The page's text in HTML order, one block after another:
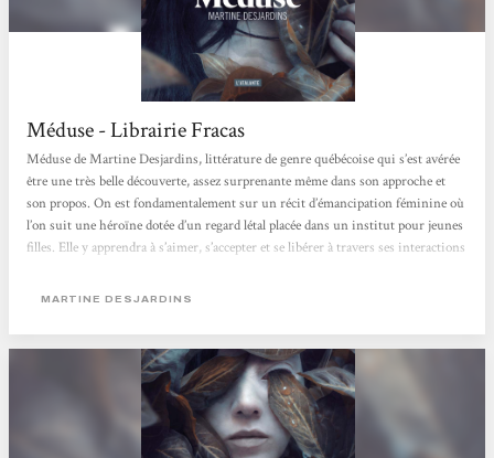
Méduse - Librairie Fracas
Méduse de Martine Desjardins, littérature de genre québécoise qui s’est avérée
être une très belle découverte, assez surprenante même dans son approche et
son propos. On est fondamentalement sur un récit d’émancipation féminine où
l’on suit une héroïne dotée d’un regard létal placée dans un institut pour jeunes
filles. Elle y apprendra à s’aimer, s’accepter et se libérer à travers ses interactions
avertissement...
MARTINE DESJARDINS